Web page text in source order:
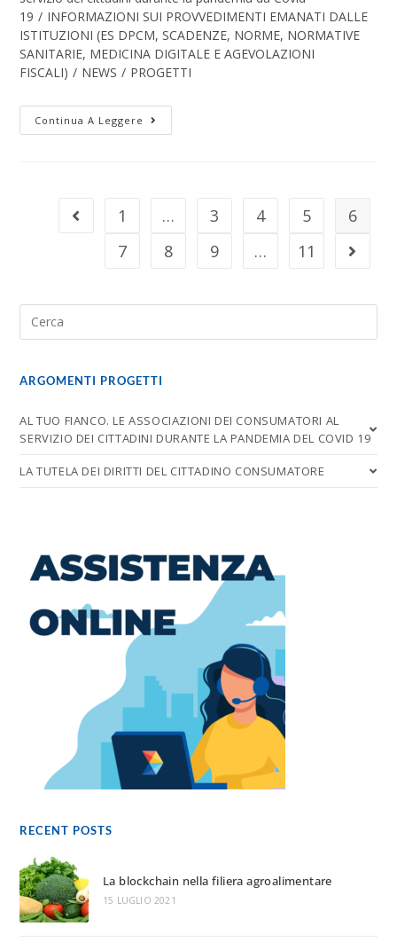
19 / INFORMAZIONI SUI PROVVEDIMENTI EMANATI DALLE
ISTITUZIONI (ES DPCM, SCADENZE, NORME, NORMATIVE
SANITARIE, MEDICINA DIGITALE E AGEVOLAZIONI
FISCALI) / NEWS / PROGETTI
Continua A Leggere
1 … 3 4 5
6
7
8 9 … 11
ARGOMENTI PROGETTI
AL TUO FIANCO. LE ASSOCIAZIONI DEI CONSUMATORI AL
SERVIZIO DEI CITTADINI DURANTE LA PANDEMIA DEL COVID 19
LA TUTELA DEI DIRITTI DEL CITTADINO CONSUMATORE
RECENT POSTS
La blockchain nella filiera agroalimentare
15 LUGLIO 2021